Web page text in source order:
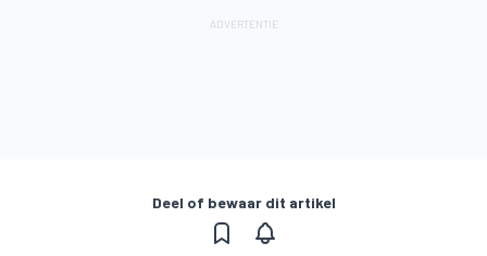
Deel of bewaar dit artikel